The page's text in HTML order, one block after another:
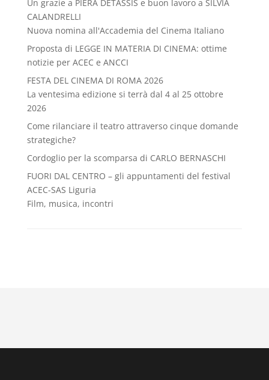
Un grazie a PIERA DETASSIS e buon lavoro a SILVIA
CALANDRELLI
Nuova nomina all'Accademia del Cinema Italiano
Proposta di LEGGE IN MATERIA DI CINEMA: ottime
notizie per ACEC e ANCCI
FESTA DEL CINEMA DI ROMA 2026
La ventesima edizione si terrà dal 4 al 25 ottobre
2026
Come rilanciare il teatro attraverso cinque domande
strategiche?
Cordoglio per la scomparsa di CARLO BERNASCHI
FUORI DAL CENTRO – gli appuntamenti del festival
ACEC-SAS Liguria
Film, musica, incontri